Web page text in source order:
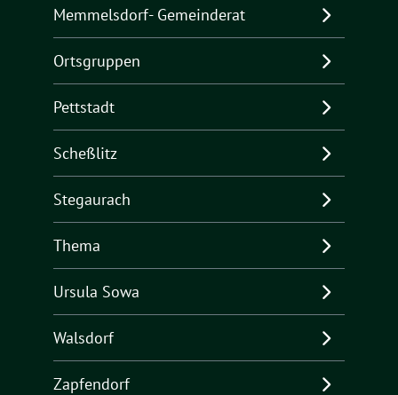
Memmelsdorf- Gemeinderat
Ortsgruppen
Pettstadt
Scheßlitz
Stegaurach
Thema
Ursula Sowa
Walsdorf
Zapfendorf